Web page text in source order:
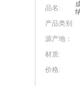
品名:
产品类别:
源产地：
材质:
价格: